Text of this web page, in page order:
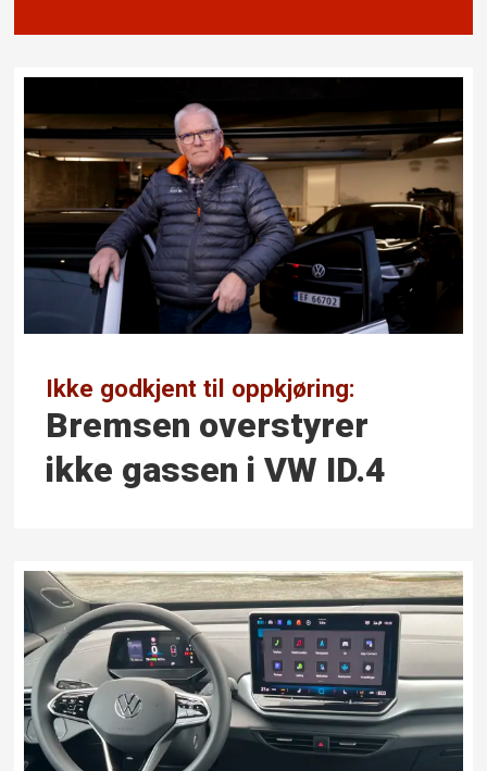
Ikke godkjent til oppkjøring:
Bremsen over­styrer
ikke gassen i VW ID.4